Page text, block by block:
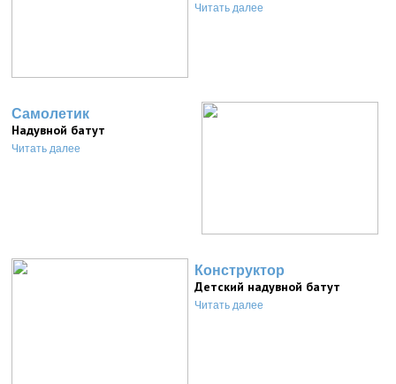
Читать далее
Самолетик
Надувной батут
Читать далее
Конструктор
Детский надувной батут
Читать далее